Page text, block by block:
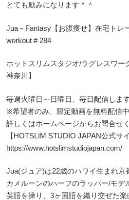
とても励みになります＾＾
Jua－Fantasy【お腹痩せ】在宅トレ
workout # 284
ホットスリムスタジオ/ラグレスワー
神奈川】
毎週火曜日～日曜日、毎日配信しま
※希望者のみ、限定動画を無料配信中
詳しくはホームページからお問合せ
【HOTSLIM STUDIO JAPAN公式サイ
https://www.hotslimstudiojapan.com/
Jua(ジュア)は22歳のハワイ生まれ
カメルーンのハーフのラッパー/モデ
英語を操り、3ヶ国語を織り交ぜた楽